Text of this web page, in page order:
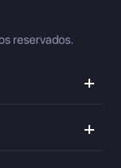
reservados.